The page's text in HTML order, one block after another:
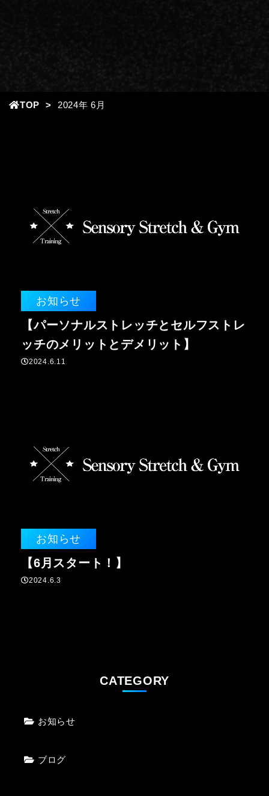
TOP 2024年 6月
お知らせ
【パーソナルストレッチとセルフストレ
ッチのメリットとデメリット】
2024.6.11
お知らせ
【6月スタート！】
2024.6.3
CATEGORY
お知らせ
ブログ